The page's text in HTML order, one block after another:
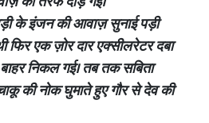
के इंजन की आवाज़ सुनाई पड़ी
फिर एक ज़ोर दार एक्सीलरेटर दबा
निकल गई। तब तक सबिता
की नोक घुमाते हुए गौर से देव की